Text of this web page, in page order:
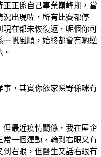
正係自己事業巔峰期，當
況出現咗，所有比賽都停
現在都未恢復返，呢個你可
帆風順，始終都會有啲逆
，其實你依家睇野係咪冇
但最近疫情關係，我在屋企
一個運動，輪到右眼又有
右眼，但醫生又話右眼有